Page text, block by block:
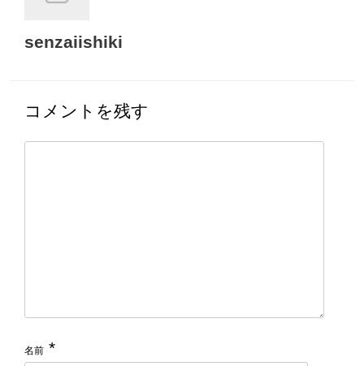
senzaiishiki
コメントを残す
名前 *